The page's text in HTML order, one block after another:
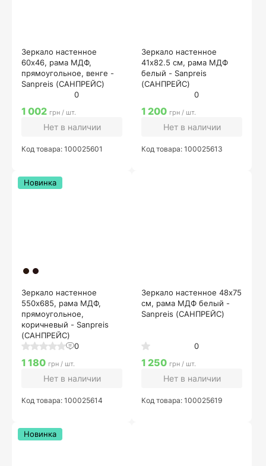
Зеркало настенное
60х46, рама МДФ,
прямоугольное, венге -
Sanpreis (САНПРЕЙС)
0
1 002 грн / шт.
Нет в наличии
Код товара: 100025601
Зеркало настенное
41х82.5 см, рама МДФ
белый - Sanpreis
(САНПРЕЙС)
0
1 200 грн / шт.
Нет в наличии
Код товара: 100025613
Зеркало настенное
550х685, рама МДФ,
прямоугольное,
коричневый - Sanpreis
(САНПРЕЙС)
0
Новинка
1 180 грн / шт.
Нет в наличии
Код товара: 100025614
Зеркало настенное 48х75
см, рама МДФ белый -
Sanpreis (САНПРЕЙС)
0
1 250 грн / шт.
Нет в наличии
Код товара: 100025619
Новинка